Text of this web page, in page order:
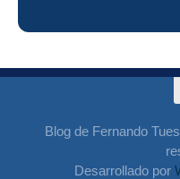
Blog de Fernando
Desarrollado por